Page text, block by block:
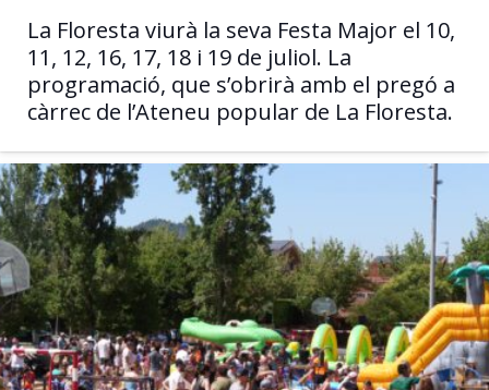
La Floresta viurà la seva Festa Major el 10,
11, 12, 16, 17, 18 i 19 de juliol. La
programació, que s’obrirà amb el pregó a
càrrec de l’Ateneu popular de La Floresta.